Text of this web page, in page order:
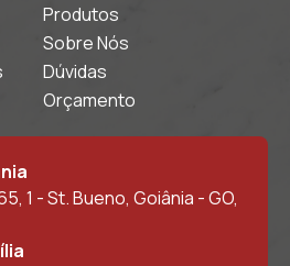
Produtos
Sobre Nós
Dúvidas
Orçamento
1 - St. Bueno, Goiânia - GO,